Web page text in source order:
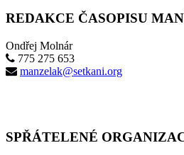
REDAKCE ČASOPISU
Ondřej Molnár
775 275 653
manzelak@setkani.org
SPŘÁTELENÉ